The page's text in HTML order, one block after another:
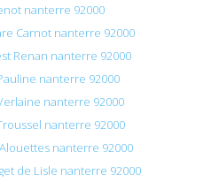
nanterre 92000
Carnot nanterre 92000
Renan nanterre 92000
nanterre 92000
nanterre 92000
nanterre 92000
nanterre 92000
de Lisle nanterre 92000